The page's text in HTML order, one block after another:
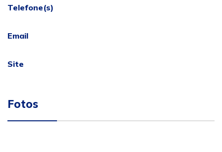
Telefone(s)
Email
Site
Fotos